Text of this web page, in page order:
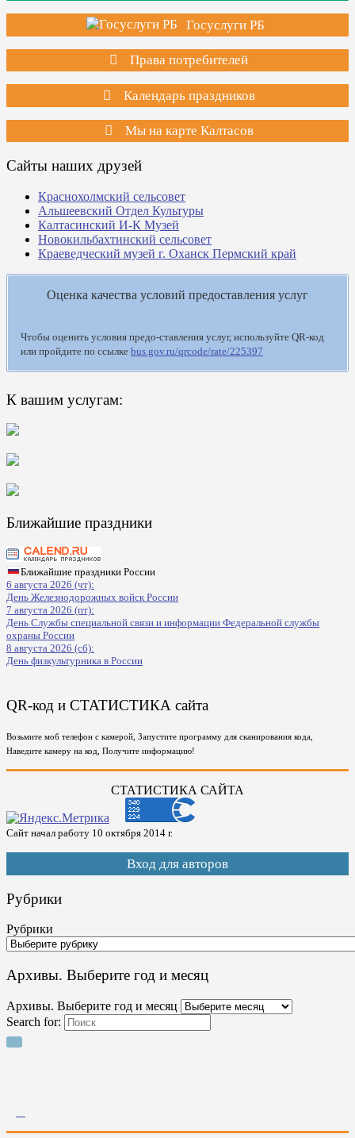
Госуслуги РБ
Права потребителей
Календарь праздников
Мы на карте Калтасов
Сайты наших друзей
Краснохолмский сельсовет
Альшеевский Отдел Культуры
Калтасинский И-К Музей
Новокильбахтинский сельсовет
Краеведческий музей г. Оханск Пермский край
Оценка качества условий предоставления услуг
Чтобы оценить условия предо-ставления услуг, используйте QR-код
или пройдите по ссылке bus.gov.ru/qrcode/rate/225397
К вашим услугам:
Ближайшие праздники
Ближайшие праздники России
6 августа 2026 (чт):
День Железнодорожных войск России
7 августа 2026 (пт):
День Службы специальной связи и информации Федеральной службы
охраны России
8 августа 2026 (сб):
День физкультурника в России
QR-код и СТАТИСТИКА сайта
Возьмите моб телефон с камерой, Запустите программу для сканирования кода,
Наведите камеру на код, Получите информацию!
СТАТИСТИКА САЙТА
Сайт начал работу 10 октября 2014 г.
Вход для авторов
Рубрики
Рубрики
Архивы. Выберите год и месяц
Архивы. Выберите год и месяц
Search for: